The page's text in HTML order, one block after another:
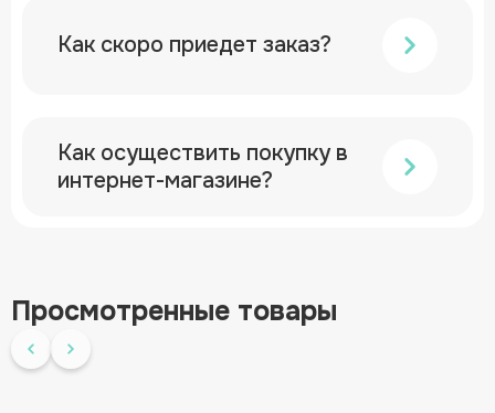
Как скоро приедет заказ?
Как осуществить покупку в
интернет-магазине?
Просмотренные товары